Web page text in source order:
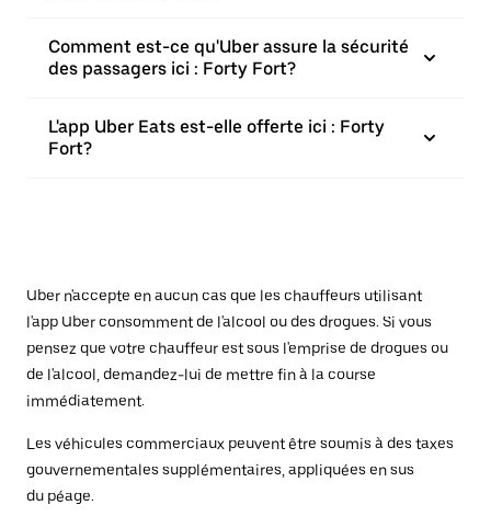
Comment est-ce qu'Uber assure la sécurité
des passagers ici : Forty Fort?
L'app Uber Eats est-elle offerte ici : Forty
Fort?
Uber n'accepte en aucun cas que les chauffeurs utilisant
l'app Uber consomment de l'alcool ou des drogues. Si vous
pensez que votre chauffeur est sous l'emprise de drogues ou
de l'alcool, demandez-lui de mettre fin à la course
immédiatement.
Les véhicules commerciaux peuvent être soumis à des taxes
gouvernementales supplémentaires, appliquées en sus
du péage.